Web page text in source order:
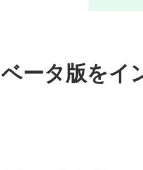
ータ版をイ